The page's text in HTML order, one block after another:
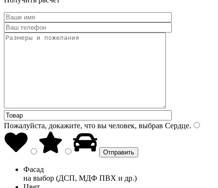
Пожалуйста, докажите, что вы человек, выбрав Сердце.
Фасад
на выбор (ДСП, МДФ ПВХ и др.)